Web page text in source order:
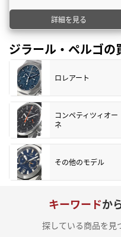
詳細を見る
ジラール・ペルゴの
ロレアート
コンペティツィオー
ネ
その他のモデル
キーワードか
探している商品を見